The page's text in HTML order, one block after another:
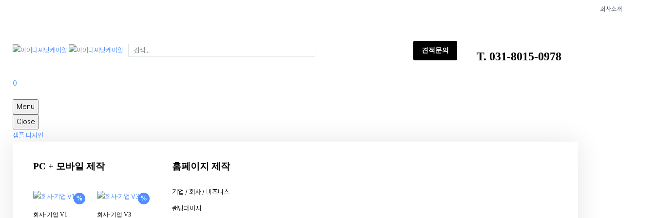
회사소개
견적문의 T. 031-8015-0978
0
Menu
Close
샘플 디자인
PC + 모바일 제작
%
회사·기업 V1
%
회사·기업 V3
홈페이지 제작
기업 / 회사 / 비즈니스
랜딩페이지